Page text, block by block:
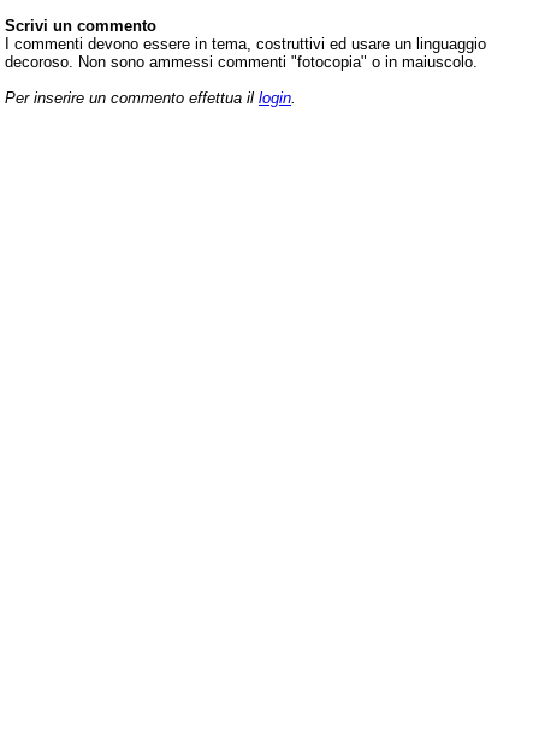
Scrivi un commento
I commenti devono essere in tema, costruttivi ed usare un linguaggio
decoroso. Non sono ammessi commenti "fotocopia" o in maiuscolo.
Per inserire un commento effettua il login